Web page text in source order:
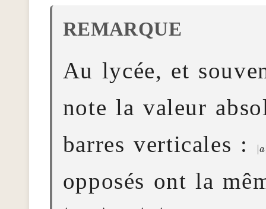
Au lycée, et
note la valeur
barres verticales :
|
opposés ont la